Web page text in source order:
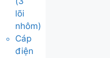
lõi
nhôm)
Cáp
điện